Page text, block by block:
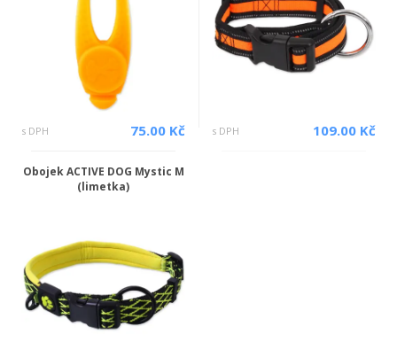
s DPH 75.00 Kč s DPH 109.00 Kč
Obojek ACTIVE DOG Mystic M
(limetka)